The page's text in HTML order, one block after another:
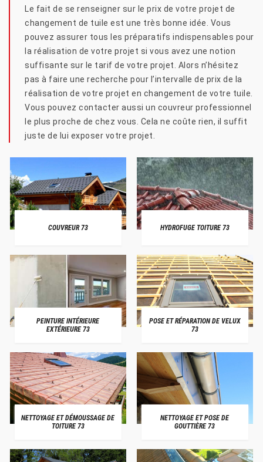
Le fait de se renseigner sur le prix de votre projet de
changement de tuile est une très bonne idée. Vous
pouvez assurer tous les préparatifs indispensables pour
la réalisation de votre projet si vous avez une notion
suffisante sur le tarif de votre projet. Alors n’hésitez
pas à faire une recherche pour l’intervalle de prix de la
réalisation de votre projet en changement de votre tuile.
Vous pouvez contacter aussi un couvreur professionnel
le plus proche de chez vous. Cela ne coûte rien, il suffit
juste de lui exposer votre projet.
COUVREUR 73 HYDROFUGE TOITURE 73
PEINTURE INTÉRIEURE
EXTÉRIEURE 73
POSE ET RÉPARATION DE VELUX
73
NETTOYAGE ET DÉMOUSSAGE DE
TOITURE 73
NETTOYAGE ET POSE DE
GOUTTIÈRE 73